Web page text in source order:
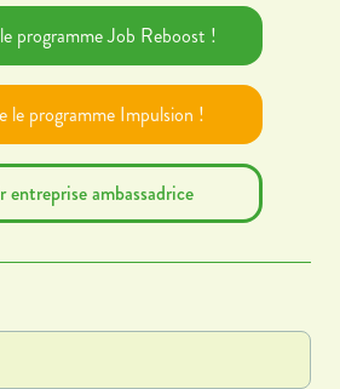
programme Job Reboost !
le programme Impulsion !
entreprise ambassadrice